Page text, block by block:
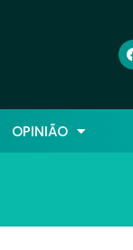
OPINIÃO